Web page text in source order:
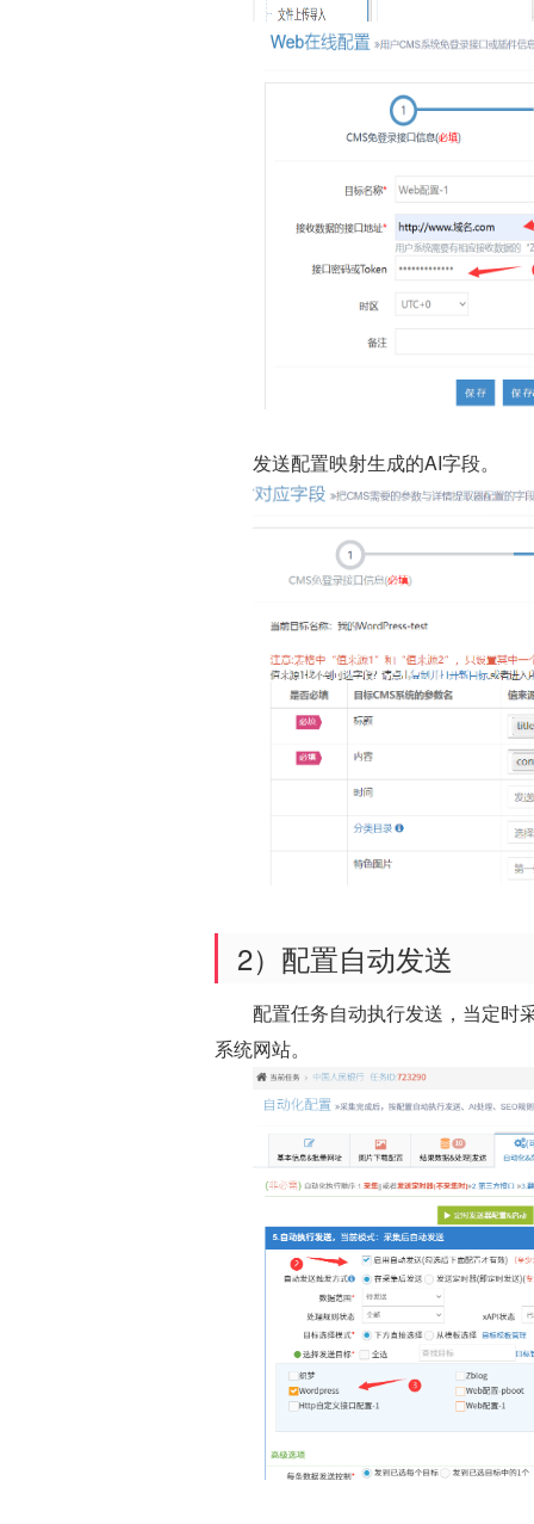
发送配置映射生成的AI字段。
2）配置自动发送
配置任务自动执行发送，当定时
系统网站。